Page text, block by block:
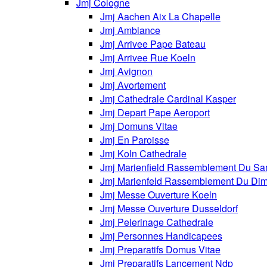
Jmj Cologne
Jmj Aachen Aix La Chapelle
Jmj Ambiance
Jmj Arrivee Pape Bateau
Jmj Arrivee Rue Koeln
Jmj Avignon
Jmj Avortement
Jmj Cathedrale Cardinal Kasper
Jmj Depart Pape Aeroport
Jmj Domuns Vitae
Jmj En Paroisse
Jmj Koln Cathedrale
Jmj Marienfield Rassemblement Du
Jmj Marienfeld Rassemblement Du
Jmj Messe Ouverture Koeln
Jmj Messe Ouverture Dusseldorf
Jmj Pelerinage Cathedrale
Jmj Personnes Handicapees
Jmj Preparatifs Domus Vitae
Jmj Preparatifs Lancement Ndp